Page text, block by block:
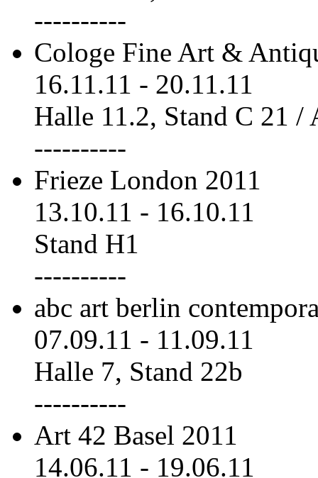
----------
Cologe Fine Art &
16.11.11 - 20.11.11
Halle 11.2, Stand C 21 /
----------
Frieze London 2011
13.10.11 - 16.10.11
Stand H1
----------
abc art berlin
07.09.11 - 11.09.11
Halle 7, Stand 22b
----------
Art 42 Basel 2011
14.06.11 - 19.06.11